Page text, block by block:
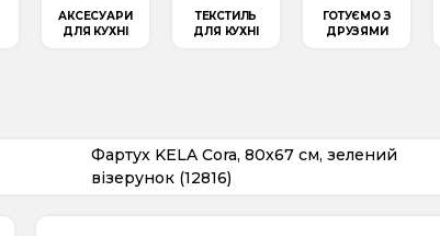
АКСЕСУАРИ
ДЛЯ КУХНІ
ТЕКСТИЛЬ
ДЛЯ КУХНІ
ГОТУЄМО З
ДРУЗЯМИ
Фартух KELA Cora, 80x67 см, зелений
візерунок (12816)